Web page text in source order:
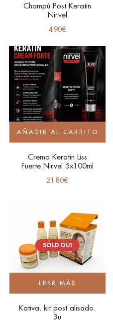
Champú Post Keratin
Nirvel
4.90€
AÑADIR AL CARRITO
Crema Keratin Liss
Fuerte Nirvel 5x100ml
21.80€
SOLD OUT
LEER MÁS
Kativa. kit post alisado.
3u